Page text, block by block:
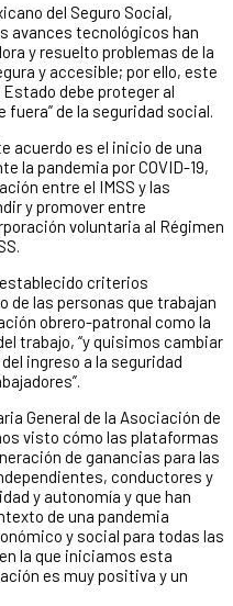
del Seguro Social,
avances tecnológicos han
y resuelto problemas de la
y accesible; por ello, este
debe proteger al
fuera” de la seguridad social.
acuerdo es el inicio de una
la pandemia por COVID-19,
entre el IMSS y las
y promover entre
voluntaria al Régimen
criterios
las personas que trabajan
obrero-patronal como la
trabajo, “y quisimos cambiar
ingreso a la seguridad
General de la Asociación de
visto cómo las plataformas
de ganancias para las
conductores y
y autonomía y que han
de una pandemia
y social para todas las
la que iniciamos esta
es muy positiva y un